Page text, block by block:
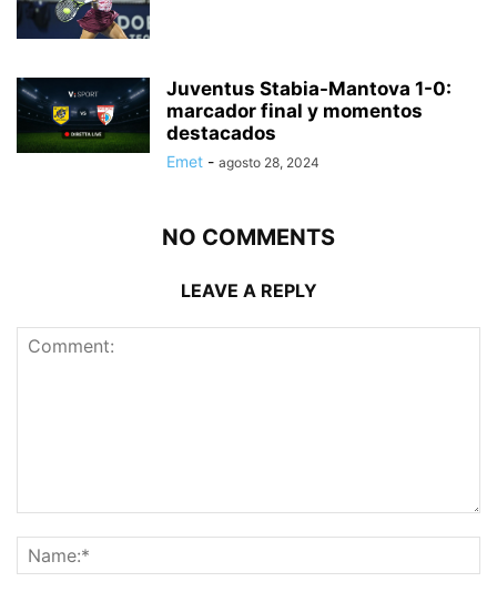
Juventus Stabia-Mantova 1-0:
marcador final y momentos
destacados
Emet - agosto 28, 2024
NO COMMENTS
LEAVE A REPLY